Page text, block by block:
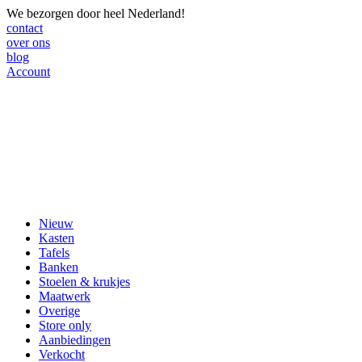
We bezorgen door heel Nederland!
contact
over ons
blog
Account
Nieuw
Kasten
Tafels
Banken
Stoelen & krukjes
Maatwerk
Overige
Store only
Aanbiedingen
Verkocht